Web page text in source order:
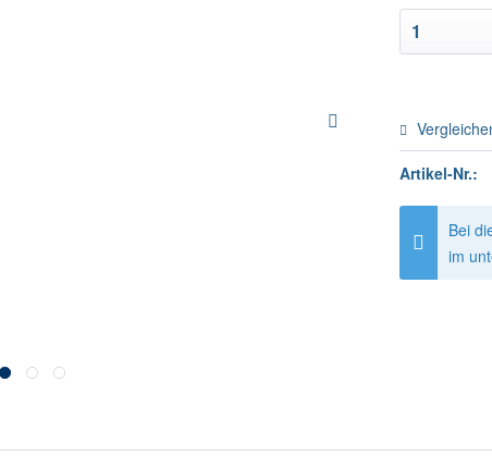
Artikel-Nr.:
Bei
im